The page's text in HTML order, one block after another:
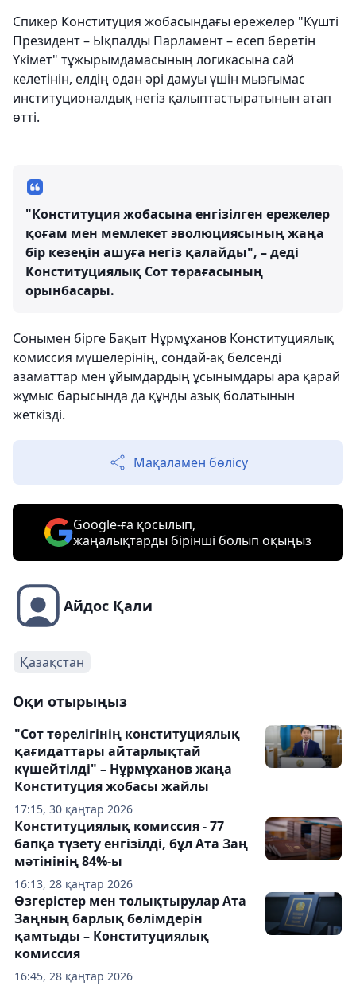
Спикер Конституция жобасындағы ережелер "Күшті
Президент – Ықпалды Парламент – есеп беретін
Үкімет" тұжырымдамасының логикасына сай
келетінін, елдің одан әрі дамуы үшін мызғымас
институционалдық негіз қалыптастыратынын атап
өтті.
"Конституция жобасына енгізілген ережелер
қоғам мен мемлекет эволюциясының жаңа
бір кезеңін ашуға негіз қалайды", – деді
Конституциялық Сот төрағасының
орынбасары.
Сонымен бірге Бақыт Нұрмұханов Конституциялық
комиссия мүшелерінің, сондай-ақ белсенді
азаматтар мен ұйымдардың ұсынымдары ара қарай
жұмыс барысында да құнды азық болатынын
жеткізді.
Мақаламен бөлісу
Google-ға қосылып,
жаңалықтарды бірінші болып оқыңыз
Айдос Қали
Қазақстан
Оқи отырыңыз
17:15, 30 қаңтар 2026
"Сот төрелігінің конституциялық
қағидаттары айтарлықтай
күшейтілді" – Нұрмұханов жаңа
Конституция жобасы жайлы
16:13, 28 қаңтар 2026
Конституциялық комиссия - 77
бапқа түзету енгізілді, бұл Ата Заң
мәтінінің 84%-ы
16:45, 28 қаңтар 2026
Өзгерістер мен толықтырулар Ата
Заңның барлық бөлімдерін
қамтыды – Конституциялық
комиссия